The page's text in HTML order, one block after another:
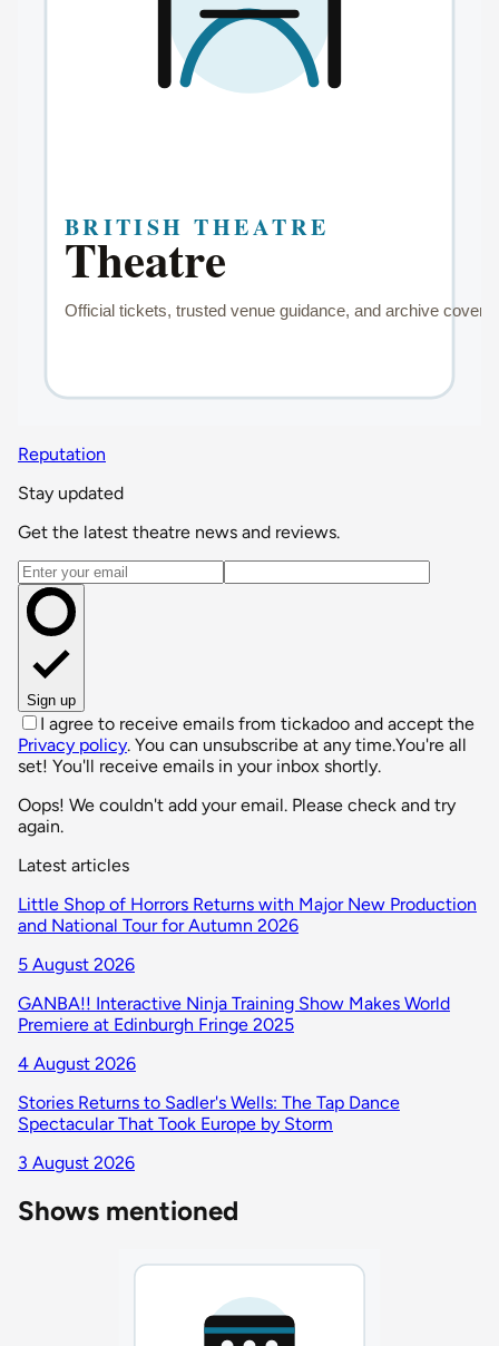
Reputation
Stay updated
Get the latest theatre news and reviews.
Email address
Sign up
I agree to receive emails from tickadoo and accept the
Privacy policy. You can unsubscribe at any time.You're all
set! You'll receive emails in your inbox shortly.
Oops! We couldn't add your email. Please check and try
again.
Latest articles
Little Shop of Horrors Returns with Major New Production
and National Tour for Autumn 2026
5 August 2026
GANBA!! Interactive Ninja Training Show Makes World
Premiere at Edinburgh Fringe 2025
4 August 2026
Stories Returns to Sadler's Wells: The Tap Dance
Spectacular That Took Europe by Storm
3 August 2026
Shows mentioned